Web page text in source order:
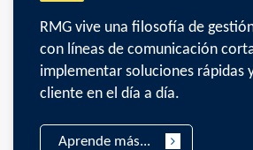
RMG vive una filosofía de
con líneas de comunicación
implementar soluciones rápidas
cliente en el día a día.
Aprende más...